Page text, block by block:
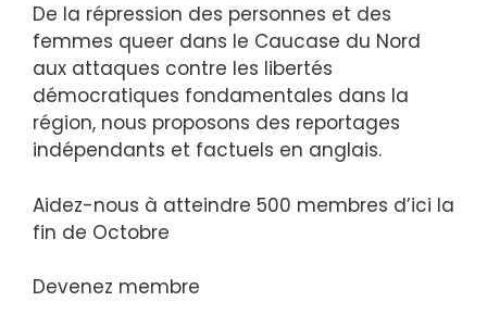
De la répression des personnes et des
femmes queer dans le Caucase du Nord
aux attaques contre les libertés
démocratiques fondamentales dans la
région, nous proposons des reportages
indépendants et factuels en anglais.
Aidez-nous à atteindre 500 membres d’ici la
fin de Octobre
Devenez membre